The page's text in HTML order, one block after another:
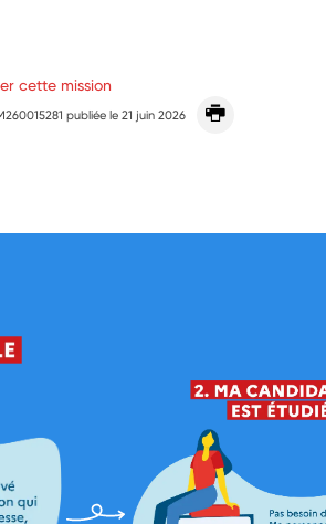
cette mission
publiée le21 juin 2026